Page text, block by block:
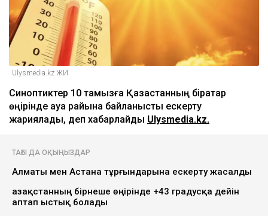
Ulysmedia.kz ЖИ
Синоптиктер 10 тамызға Қазақстанның бірқатар
өңірінде ауа райына байланысты ескерту
жариялады, деп хабарлайды Ulysmedia.kz.
ТАҒЫ ДА ОҚЫҢЫЗДАР
Алматы мен Астана тұрғындарына ескерту жасалды
Қазақстанның бірнеше өңірінде +43 градусқа дейін
аптап ыстық болады